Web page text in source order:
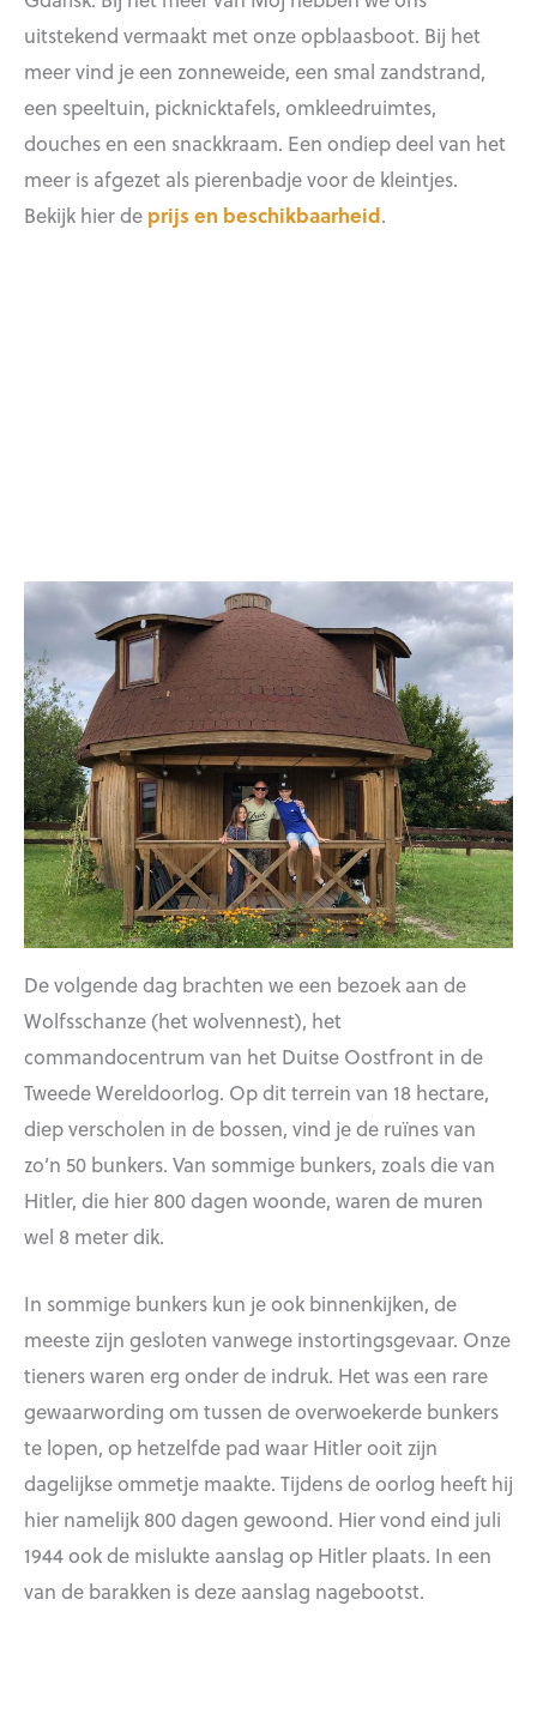
uitstekend vermaakt met onze opblaasboot. Bij het
meer vind je een zonneweide, een smal zandstrand,
een speeltuin, picknicktafels, omkleedruimtes,
douches en een snackkraam. Een ondiep deel van het
meer is afgezet als pierenbadje voor de kleintjes.
Bekijk hier de prijs en beschikbaarheid.
De volgende dag brachten we een bezoek aan de
Wolfsschanze (het wolvennest), het
commandocentrum van het Duitse Oostfront in de
Tweede Wereldoorlog. Op dit terrein van 18 hectare,
diep verscholen in de bossen, vind je de ruïnes van
zo’n 50 bunkers. Van sommige bunkers, zoals die van
Hitler, die hier 800 dagen woonde, waren de muren
wel 8 meter dik.
In sommige bunkers kun je ook binnenkijken, de
meeste zijn gesloten vanwege instortingsgevaar. Onze
tieners waren erg onder de indruk. Het was een rare
gewaarwording om tussen de overwoekerde bunkers
te lopen, op hetzelfde pad waar Hitler ooit zijn
dagelijkse ommetje maakte. Tijdens de oorlog heeft hij
hier namelijk 800 dagen gewoond. Hier vond eind juli
1944 ook de mislukte aanslag op Hitler plaats. In een
van de barakken is deze aanslag nagebootst.